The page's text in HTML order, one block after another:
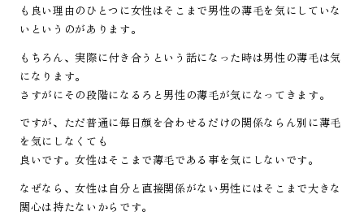
も良い理由のひとつに女性はそこまで男性の薄毛を気にしていな
いというのがあります。
もちろん、実際に付き合うという話になった時は男性の薄毛は気
になります。
さすがにその段階になるろと男性の薄毛が気になってきます。
ですが、ただ普通に毎日顔を合わせるだけの関係ならん別に薄毛
を気にしなくても
良いです。女性はそこまで薄毛である事を気にしないです。
なぜなら、女性は自分と直接関係がない男性にはそこまで大きな
関心は持たないからです。